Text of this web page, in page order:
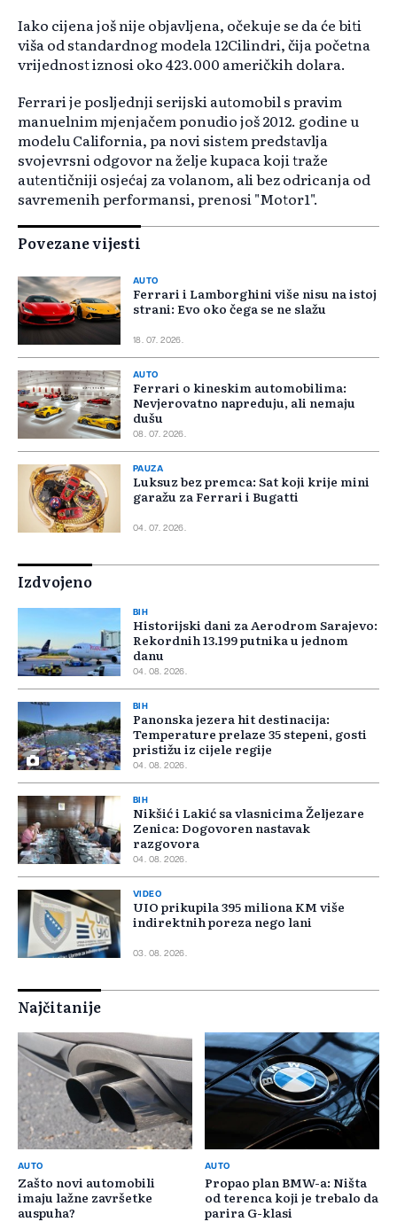
Iako cijena još nije objavljena, očekuje se da će biti
viša od standardnog modela 12Cilindri, čija početna
vrijednost iznosi oko 423.000 američkih dolara.
Ferrari je posljednji serijski automobil s pravim
manuelnim mjenjačem ponudio još 2012. godine u
modelu California, pa novi sistem predstavlja
svojevrsni odgovor na želje kupaca koji traže
autentičniji osjećaj za volanom, ali bez odricanja od
savremenih performansi, prenosi "Motor1".
Povezane vijesti
AUTO
Ferrari i Lamborghini više nisu na istoj
strani: Evo oko čega se ne slažu
18. 07. 2026.
AUTO
Ferrari o kineskim automobilima:
Nevjerovatno napreduju, ali nemaju
dušu
08. 07. 2026.
PAUZA
Luksuz bez premca: Sat koji krije mini
garažu za Ferrari i Bugatti
04. 07. 2026.
Izdvojeno
BIH
Historijski dani za Aerodrom Sarajevo:
Rekordnih 13.199 putnika u jednom
danu
04. 08. 2026.
BIH
Panonska jezera hit destinacija:
Temperature prelaze 35 stepeni, gosti
pristižu iz cijele regije
04. 08. 2026.
BIH
Nikšić i Lakić sa vlasnicima Željezare
Zenica: Dogovoren nastavak
razgovora
04. 08. 2026.
VIDEO
UIO prikupila 395 miliona KM više
indirektnih poreza nego lani
03. 08. 2026.
Najčitanije
AUTO
Zašto novi automobili
imaju lažne završetke
auspuha?
AUTO
Propao plan BMW-a: Ništa
od terenca koji je trebalo da
parira G-klasi